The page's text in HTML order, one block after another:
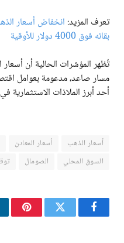
تعرف المزيد: انخفاض أسعار
بقائه فوق 4000 دولار للأوقية
تُظهر المؤشرات الحالية أن
مسار صاعد، مدعومة بعوامل
أحد أبرز الملاذات الاستثمارية في
أسعار الذهب أسعار المعادن
السوق المحلي
الصومال
فيسبوكتويتر